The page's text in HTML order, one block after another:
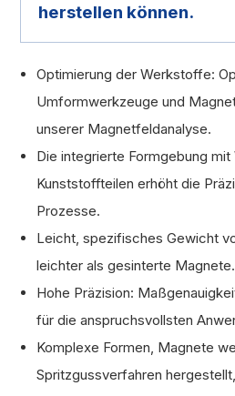
herstellen können.
Optimierung der Werkstoffe:
Umformwerkzeuge und
unserer Magnetfeldanalyse.
Die integrierte Formgebung
Kunststoffteilen erhöht die
Prozesse.
Leicht, spezifisches Gewicht
leichter als gesinterte Magnete.
Hohe Präzision:
für die anspruchsvollsten
Komplexe Formen, Magnete
Spritzgussverfahren